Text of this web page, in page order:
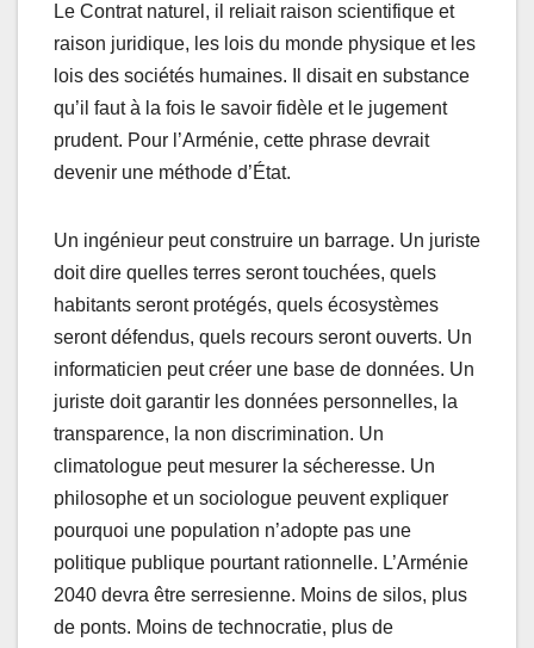
Le Contrat naturel, il reliait raison scientifique et
raison juridique, les lois du monde physique et les
lois des sociétés humaines. Il disait en substance
qu’il faut à la fois le savoir fidèle et le jugement
prudent. Pour l’Arménie, cette phrase devrait
devenir une méthode d’État.
Un ingénieur peut construire un barrage. Un juriste
doit dire quelles terres seront touchées, quels
habitants seront protégés, quels écosystèmes
seront défendus, quels recours seront ouverts. Un
informaticien peut créer une base de données. Un
juriste doit garantir les données personnelles, la
transparence, la non discrimination. Un
climatologue peut mesurer la sécheresse. Un
philosophe et un sociologue peuvent expliquer
pourquoi une population n’adopte pas une
politique publique pourtant rationnelle. L’Arménie
2040 devra être serresienne. Moins de silos, plus
de ponts. Moins de technocratie, plus de